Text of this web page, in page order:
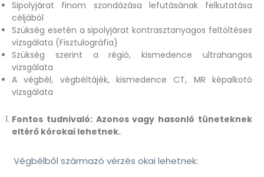
Sipolyjárat finom szondázása lefutásának felkutatása
céljából
Szükség esetén a sipolyjárat kontrasztanyagos feltöltéses
vizsgálata (Fisztulográfia)
Szükség szerint a régió, kismedence ultrahangos
vizsgálata
A végbél, végbéltájék, kismedence CT, MR képalkotó
vizsgálata
Fontos tudnivaló: Azonos vagy hasonló tüneteknek
eltérő kórokai lehetnek.
Végbélből származó vérzés okai lehetnek: